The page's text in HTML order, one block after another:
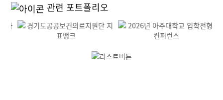
관련 포트폴리오